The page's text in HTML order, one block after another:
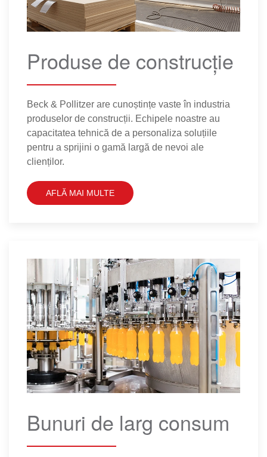
Produse de construcție
Beck & Pollitzer are cunoștințe vaste în industria
produselor de construcții. Echipele noastre au
capacitatea tehnică de a personaliza soluțiile
pentru a sprijini o gamă largă de nevoi ale
clienților.
AFLĂ MAI MULTE
Bunuri de larg consum